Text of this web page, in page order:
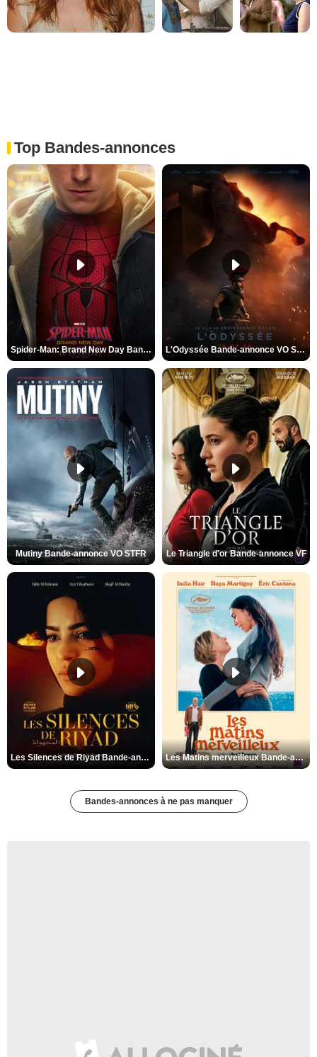
Top Bandes-annonces
Spider-Man: Brand New Day Bande-annonce VO STFR L'Odyssée Bande-annonce VO STFR
Mutiny Bande-annonce VO STFR Le Triangle d'or Bande-annonce VF
Les Silences de Riyad Bande-annonce VO STFR Les Matins merveilleux Bande-annonce VF
Bandes-annonces à ne pas manquer